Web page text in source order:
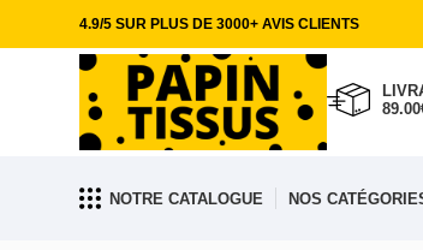
4.9/5 SUR PLUS DE 3000+ AVIS CLIENTS
NOTRE CATALOGUE NOS